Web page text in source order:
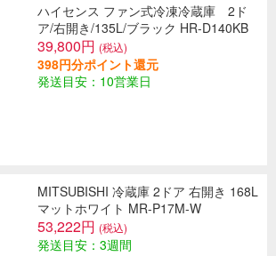
ハイセンス ファン式冷凍冷蔵庫 2ド
ア/右開き/135L/ブラック HR-D140KB
39,800円 (税込)
398円分ポイント還元
発送目安：10営業日
MITSUBISHI 冷蔵庫 2ドア 右開き 168L
マットホワイト MR-P17M-W
53,222円 (税込)
発送目安：3週間